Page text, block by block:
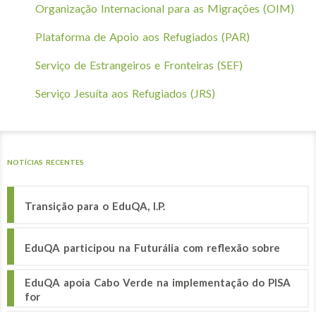
Organização Internacional para as Migrações (OIM)
Plataforma de Apoio aos Refugiados (PAR)
Serviço de Estrangeiros e Fronteiras (SEF)
Serviço Jesuíta aos Refugiados (JRS)
NOTÍCIAS RECENTES
Transição para o EduQA, I.P.
EduQA participou na Futurália com reflexão sobre
EduQA apoia Cabo Verde na implementação do PISA
for